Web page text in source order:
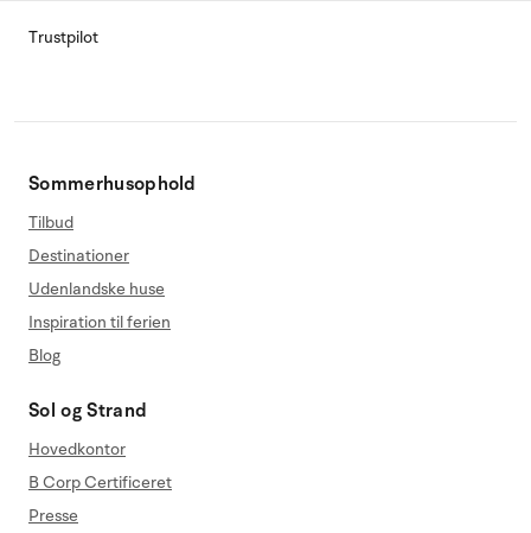
Trustpilot
Sommerhusophold
Tilbud
Destinationer
Udenlandske huse
Inspiration til ferien
Blog
Sol og Strand
Hovedkontor
B Corp Certificeret
Presse